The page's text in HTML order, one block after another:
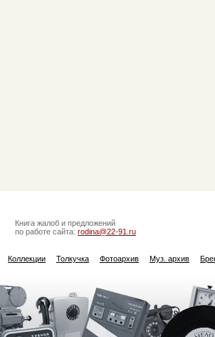
Книга жалоб и предложений
по работе сайта: rodina@22-91.ru
Коллекции Толкучка Фотоархив Муз. архив